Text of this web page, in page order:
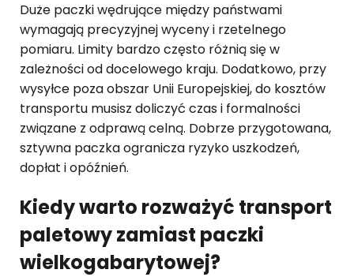
Duże paczki wędrujące między państwami
wymagają precyzyjnej wyceny i rzetelnego
pomiaru. Limity bardzo często różnią się w
zależności od docelowego kraju. Dodatkowo, przy
wysyłce poza obszar Unii Europejskiej, do kosztów
transportu musisz doliczyć czas i formalności
związane z odprawą celną. Dobrze przygotowana,
sztywna paczka ogranicza ryzyko uszkodzeń,
dopłat i opóźnień.
Kiedy warto rozważyć transport
paletowy zamiast paczki
wielkogabarytowej?